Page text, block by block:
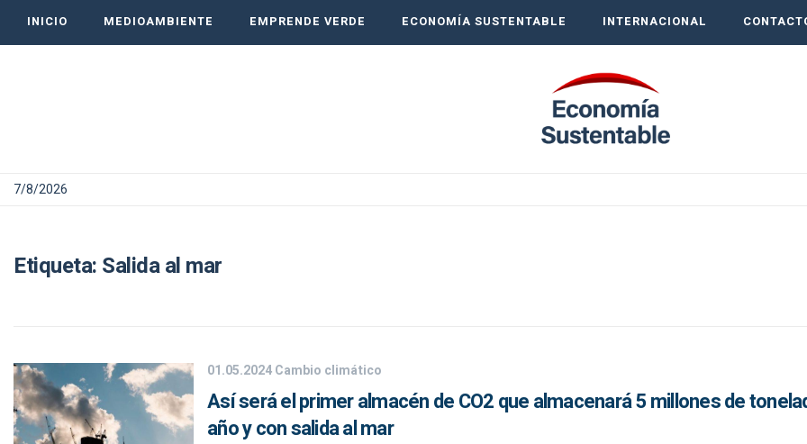
INICIO MEDIOAMBIENTE EMPRENDE VERDE ECONOMÍA SUSTENTABLE INTERNACIONAL
7/8/2026
Etiqueta: Salida al mar
01.05.2024Cambio climático
Así será el primer almacén de CO2 que almacenará 5 millones de
año y con salida al mar